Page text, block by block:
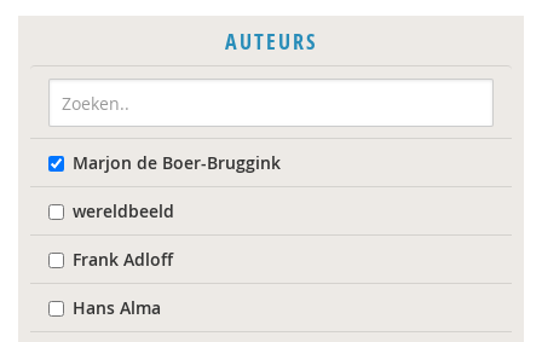
AUTEURS
Marjon de Boer-Bruggink
wereldbeeld
Frank Adloff
Hans Alma